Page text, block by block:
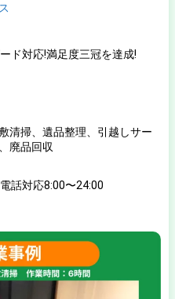
ド対応!満足度三冠を達成!
清掃、遺品整理、引越しサー
廃品回収
話対応8:00〜24:00